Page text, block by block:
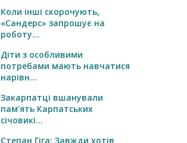
Коли інші скорочують,
«Сандерс» запрошує на
роботу...
Діти з особливими
потребами мають навчатися
нарівн...
Закарпатці вшанували
пам’ять Карпатських
січовикі...
Степан Гіга: Завжди хотів